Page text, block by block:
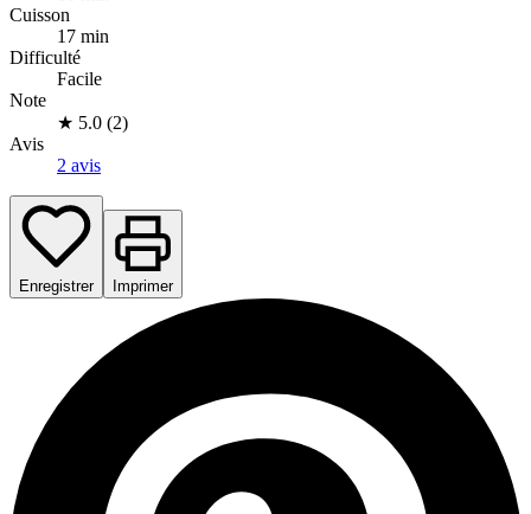
Cuisson
17 min
Difficulté
Facile
Note
★ 5.0 (2)
Avis
2 avis
Enregistrer Imprimer